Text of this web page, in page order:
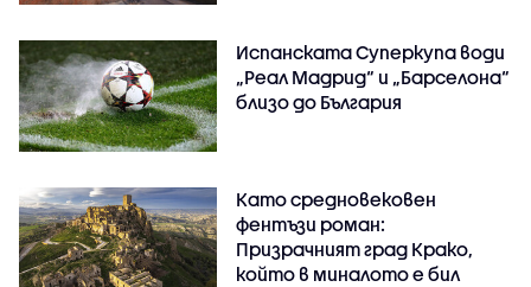
Испанската Суперкупа води
„Реал Мадрид“ и „Барселона“
близо до България
Като средновековен
фентъзи роман:
Призрачният град Крако,
който в миналото е бил